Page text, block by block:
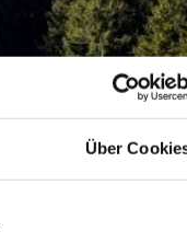
Über